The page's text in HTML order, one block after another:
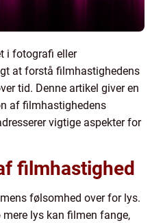
i fotografi eller
at forstå filmhastighedens
tid. Denne artikel giver en
af filmhastighedens
vigtige aspekter for
filmhastighed
følsomhed over for lys.
lys kan filmen fange,